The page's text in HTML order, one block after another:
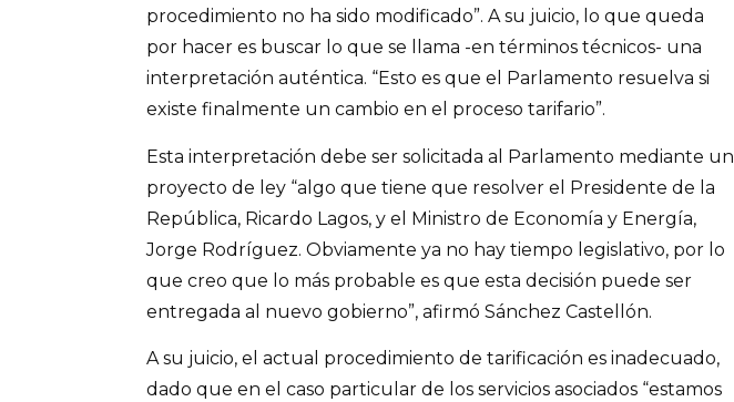
procedimiento no ha sido modificado”. A su juicio, lo que queda
por hacer es buscar lo que se llama -en términos técnicos- una
interpretación auténtica. “Esto es que el Parlamento resuelva si
existe finalmente un cambio en el proceso tarifario”.
Esta interpretación debe ser solicitada al Parlamento mediante un
proyecto de ley “algo que tiene que resolver el Presidente de la
República, Ricardo Lagos, y el Ministro de Economía y Energía,
Jorge Rodríguez. Obviamente ya no hay tiempo legislativo, por lo
que creo que lo más probable es que esta decisión puede ser
entregada al nuevo gobierno”, afirmó Sánchez Castellón.
A su juicio, el actual procedimiento de tarificación es inadecuado,
dado que en el caso particular de los servicios asociados “estamos